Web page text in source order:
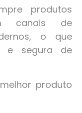
produtos
canais de
o que
e segura de
produto